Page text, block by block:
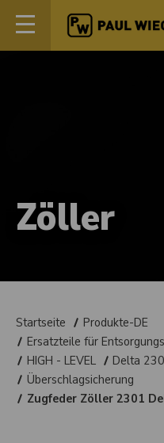
Zöller
Startseite
Produkte-DE
Ersatzteile für
HIGH - LEVEL
Delta
Überschlagsicherung
Zugfeder Zöller 2301